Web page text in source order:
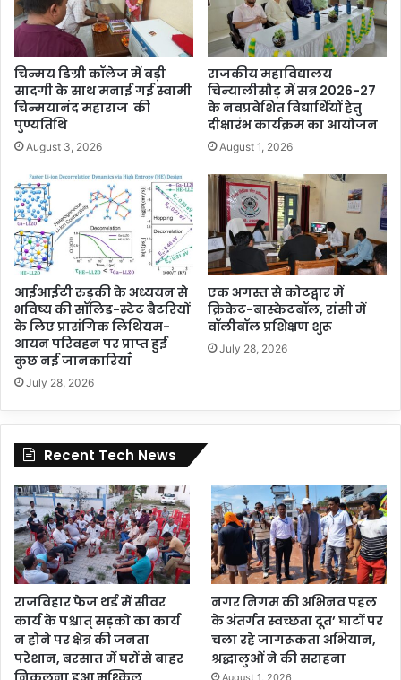
चिन्मय डिग्री कॉलेज में बड़ी
सादगी के साथ मनाई गई स्वामी
चिन्मयानंद महाराज की
पुण्यतिथि
August 3, 2026
राजकीय महाविद्यालय
चिन्यालीसौड़ में सत्र 2026-27
के नवप्रवेशित विद्यार्थियों हेतु
दीक्षारंभ कार्यक्रम का आयोजन
August 1, 2026
आईआईटी रुड़की के अध्ययन से
भविष्य की सॉलिड-स्टेट बैटरियों
के लिए प्रासंगिक लिथियम-
आयन परिवहन पर प्राप्त हुई
कुछ नई जानकारियाँ
July 28, 2026
एक अगस्त से कोटद्वार में
क्रिकेट-बास्केटबॉल, रांसी में
वॉलीबॉल प्रशिक्षण शुरू
July 28, 2026
Recent Tech News
राजविहार फेज थर्ड में सीवर
कार्य के पश्चात् सड़को का कार्य
न होने पर क्षेत्र की जनता
परेशान, बरसात में घरों से बाहर
नगर निगम की अभिनव पहल
के अंतर्गत स्वच्छता दूत’ घाटों पर
चला रहे जागरूकता अभियान,
श्रद्धालुओं ने की सराहना
August 1, 2026